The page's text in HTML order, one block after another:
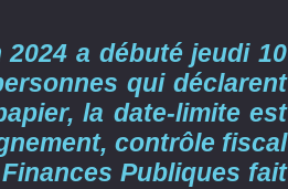
a débuté jeudi 10
qui déclarent
la date-limite est
contrôle fiscal
Publiques fait